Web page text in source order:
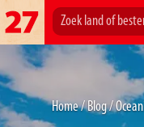
Home/Blog/